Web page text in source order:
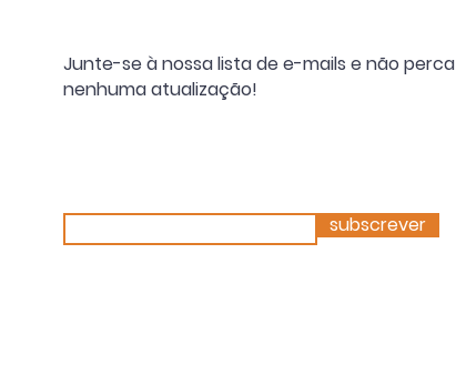
Junte-se à nossa lista de e-mails e não perca
nenhuma atualização!
subscrever